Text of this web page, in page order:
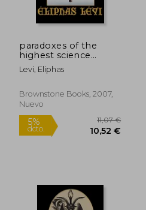
paradoxes of the
highest science
(second edition) (en
Inglés)
Levi, Eliphas
Brownstone Books, 2007,
Nuevo